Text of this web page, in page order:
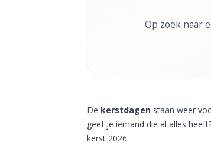
Op zoek naar
De kerstdagen staan weer
geef je iemand die al alles
kerst 2026.